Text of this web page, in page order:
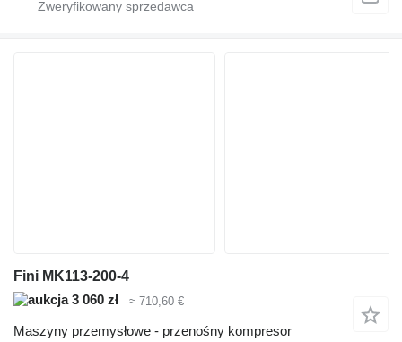
Fini MK113-200-4
3 060 zł
≈ 710,60 €
Maszyny przemysłowe - przenośny kompresor